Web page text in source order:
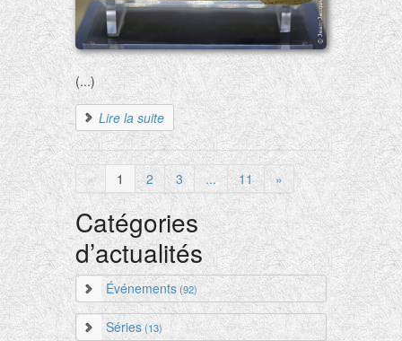
(...)
Lire la suite
« 1 2 3 ... 11 »
Catégories
d’actualités
Événements(92)
Séries(13)